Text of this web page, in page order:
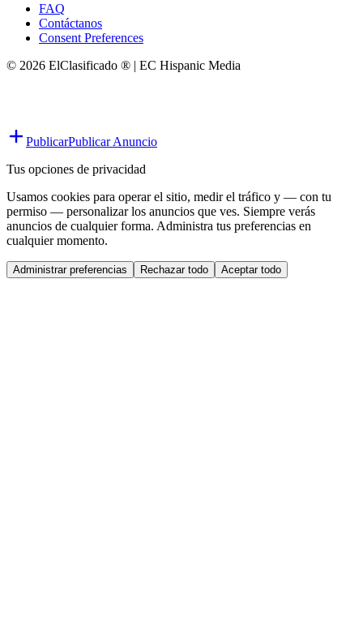
FAQ
Contáctanos
Consent Preferences
© 2026 ElClasificado ® | EC Hispanic Media
PublicarPublicar Anuncio
Tus opciones de privacidad
Usamos cookies para operar el sitio, medir el tráfico y — con tu
permiso — personalizar los anuncios que ves. Siempre verás
anuncios de cualquier forma. Administra tus preferencias en
cualquier momento.
Administrar preferencias Rechazar todo Aceptar todo